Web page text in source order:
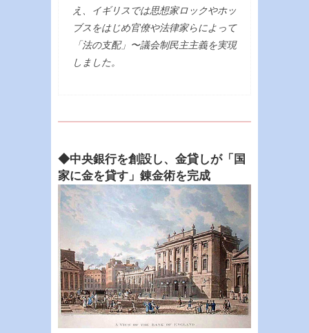
え、イギリスでは思想家ロックやホッ
ブスをはじめ官僚や法律家らによって
「法の支配」〜議会制民主主義を実現
しました。
◆中央銀行を創設し、金貸しが「国
家に金を貸す」錬金術を完成